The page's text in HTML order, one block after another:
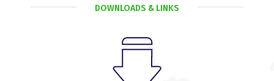
DOWNLOADS & LINKS